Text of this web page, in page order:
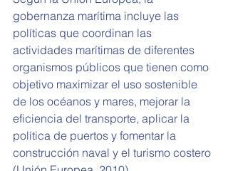
gobernanza marítima incluye las
políticas que coordinan las
actividades marítimas de diferentes
organismos públicos que tienen como
objetivo maximizar el uso sostenible
de los océanos y mares, mejorar la
eficiencia del transporte, aplicar la
política de puertos y fomentar la
construcción naval y el turismo costero